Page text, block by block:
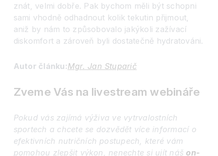
znát, velmi dobře. Pak bychom měli být schopni
sami vhodně odhadnout kolik tekutin přijmout,
aniž by nám to způsobovalo jakýkoli zažívací
diskomfort a zároveň byli dostatečně hydratováni.
Autor článku:Mgr. Jan Stuparič
Zveme Vás na livestream webináře
Pokud vás zajímá výživa ve vytrvalostních
sportech a chcete se dozvědět více informací o
efektivních nutričních postupech, které vám
pomohou zlepšit výkon, nenechte si ujít náš on-